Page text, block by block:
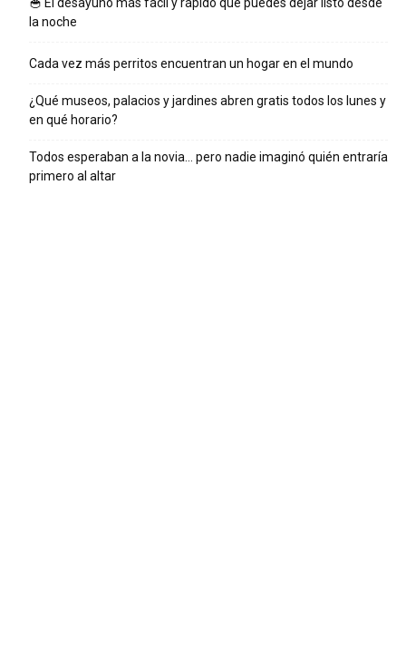
🥣 El desayuno más fácil y rápido que puedes dejar listo desde
la noche
Cada vez más perritos encuentran un hogar en el mundo
¿Qué museos, palacios y jardines abren gratis todos los lunes y
en qué horario?
Todos esperaban a la novia… pero nadie imaginó quién entraría
primero al altar